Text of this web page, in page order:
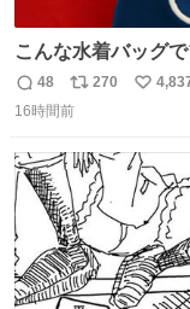
こんな水着バッグ
世代（笑） #70年
返
信
48
リ
ポ
ト
数
270
い
数
16時間前